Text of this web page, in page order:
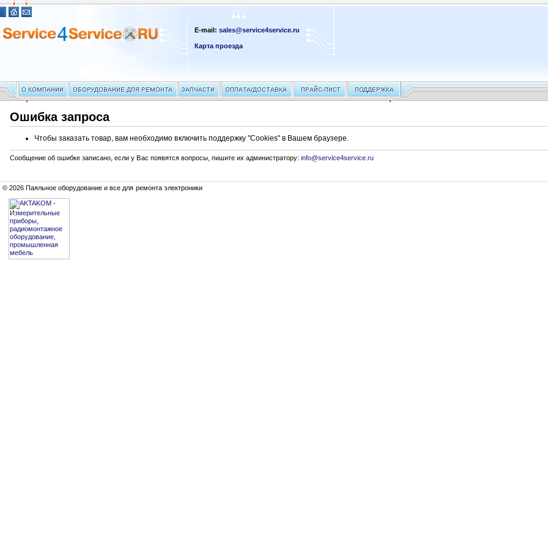
E-mail:sales@service4service.ru
Карта проезда
Ошибка запроса
Чтобы заказать товар, вам необходимо включить поддержку "Cookies" в Вашем браузере.
Сообщение об ошибке записано, если у Вас появятся вопросы, пишите их администратору:info@service4service.ru
© 2026 Паяльное оборудование и все для ремонта электроники